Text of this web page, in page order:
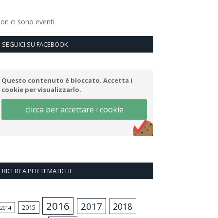
ci sono eventi
SEGUICI SU FACEBOOK
Questo contenuto è bloccato. Accetta i
cookie per visualizzarlo.
clicca per accettare i cookie
RICERCA PER TEMATICHE
2014 2015 2016 2017 2018